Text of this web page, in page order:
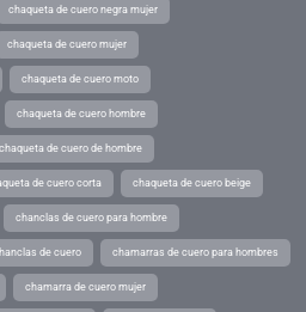
chaqueta de cuero negra mujer
chaqueta de cuero mujer
chaqueta de cuero moto
chaqueta de cuero hombre
chaqueta de cuero de hombre
de cuero corta chaqueta de cuero beige
chanclas de cuero para hombre
de cuero chamarras de cuero para hombres
chamarra de cuero mujer